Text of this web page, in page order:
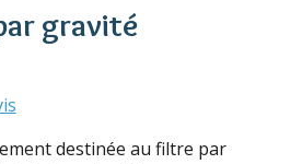
gravité
destinée au filtre par